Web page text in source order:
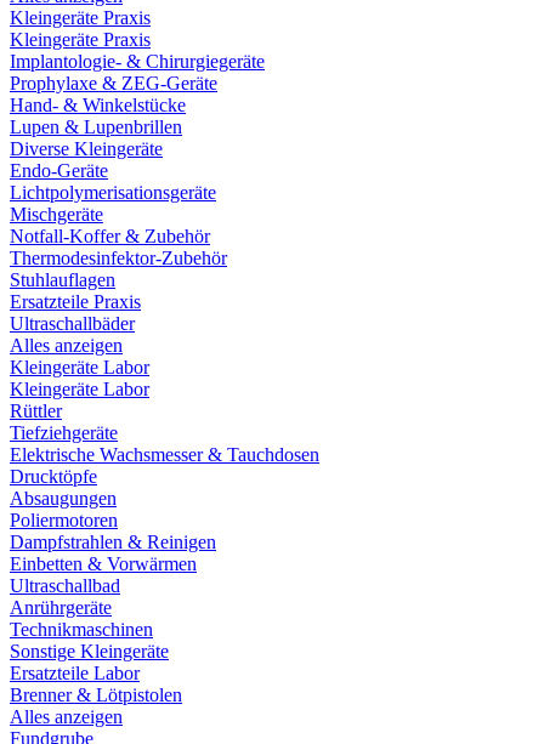
Kleingeräte Praxis
Kleingeräte Praxis
Implantologie- & Chirurgiegeräte
Prophylaxe & ZEG-Geräte
Hand- & Winkelstücke
Lupen & Lupenbrillen
Diverse Kleingeräte
Endo-Geräte
Lichtpolymerisationsgeräte
Mischgeräte
Notfall-Koffer & Zubehör
Thermodesinfektor-Zubehör
Stuhlauflagen
Ersatzteile Praxis
Ultraschallbäder
Alles anzeigen
Kleingeräte Labor
Kleingeräte Labor
Rüttler
Tiefziehgeräte
Elektrische Wachsmesser & Tauchdosen
Drucktöpfe
Absaugungen
Poliermotoren
Dampfstrahlen & Reinigen
Einbetten & Vorwärmen
Ultraschallbad
Anrührgeräte
Technikmaschinen
Sonstige Kleingeräte
Ersatzteile Labor
Brenner & Lötpistolen
Alles anzeigen
Fundgrube